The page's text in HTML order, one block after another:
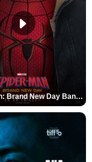
Spider-Man: Brand New Day Bande-annonce (3) VO STFR